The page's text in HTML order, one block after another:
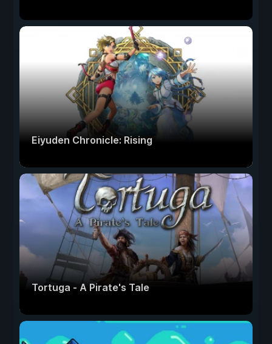
Eiyuden Chronicle: Rising
Tortuga - A Pirate's Tale